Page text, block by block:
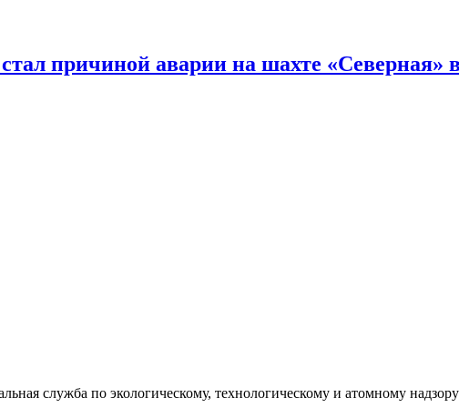
причиной аварии на шахте «Северная»
служба по экологическому, технологическому и атомному